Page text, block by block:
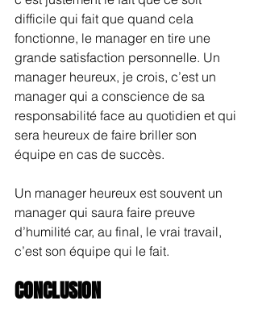
difficile qui fait que quand cela
fonctionne, le manager en tire une
grande satisfaction personnelle. Un
manager heureux, je crois, c’est un
manager qui a conscience de sa
responsabilité face au quotidien et qui
sera heureux de faire briller son
équipe en cas de succès.
Un manager heureux est souvent un
manager qui saura faire preuve
d’humilité car, au final, le vrai travail,
c’est son équipe qui le fait.
CONCLUSION